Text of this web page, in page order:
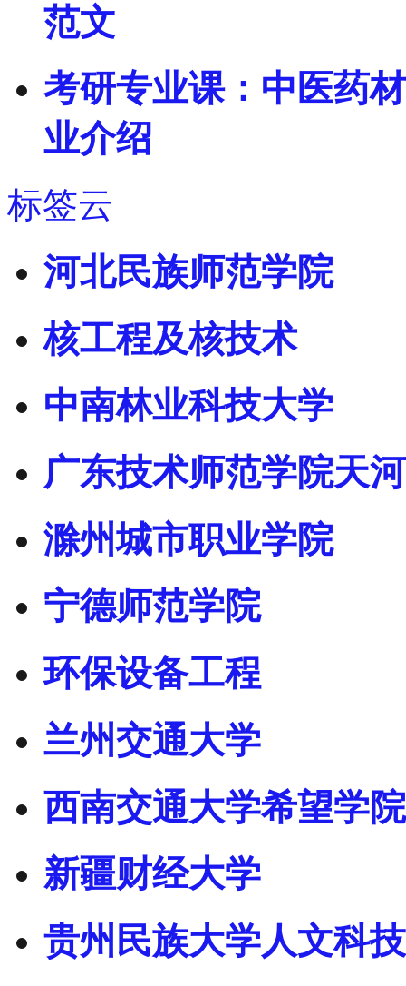
范文
考研专业课：中医药
业介绍
标签云
河北民族师范学院
核工程及核技术
中南林业科技大学
广东技术师范学院天
滁州城市职业学院
宁德师范学院
环保设备工程
兰州交通大学
西南交通大学希望学院
新疆财经大学
贵州民族大学人文科